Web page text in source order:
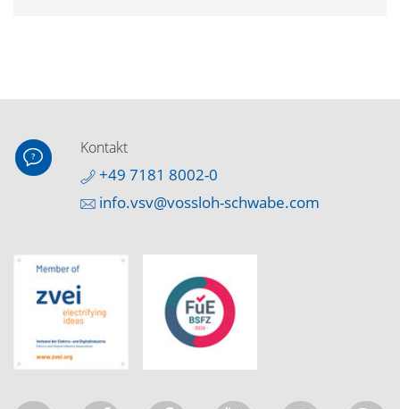
Kontakt
+49 7181 8002-0
info.vsv@vossloh-schwabe.com